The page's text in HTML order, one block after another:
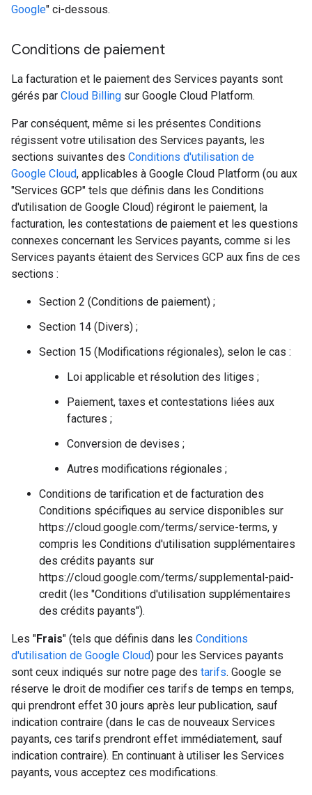
Google" ci-dessous.
Conditions de paiement
La facturation et le paiement des Services payants sont
gérés par Cloud Billing sur Google Cloud Platform.
Par conséquent, même si les présentes Conditions
régissent votre utilisation des Services payants, les
sections suivantes des Conditions d'utilisation de
Google Cloud, applicables à Google Cloud Platform (ou aux
"Services GCP" tels que définis dans les Conditions
d'utilisation de Google Cloud) régiront le paiement, la
facturation, les contestations de paiement et les questions
connexes concernant les Services payants, comme si les
Services payants étaient des Services GCP aux fins de ces
sections :
Section 2 (Conditions de paiement) ;
Section 14 (Divers) ;
Section 15 (Modifications régionales), selon le cas :
Loi applicable et résolution des litiges ;
Paiement, taxes et contestations liées aux
factures ;
Conversion de devises ;
Autres modifications régionales ;
Conditions de tarification et de facturation des
Conditions spécifiques au service disponibles sur
https://cloud.google.com/terms/service-terms, y
compris les Conditions d'utilisation supplémentaires
des crédits payants sur
https://cloud.google.com/terms/supplemental-paid-
credit (les "Conditions d'utilisation supplémentaires
des crédits payants").
Les "Frais" (tels que définis dans les Conditions
d'utilisation de Google Cloud) pour les Services payants
sont ceux indiqués sur notre page des tarifs. Google se
réserve le droit de modifier ces tarifs de temps en temps,
qui prendront effet 30 jours après leur publication, sauf
indication contraire (dans le cas de nouveaux Services
payants, ces tarifs prendront effet immédiatement, sauf
indication contraire). En continuant à utiliser les Services
payants, vous acceptez ces modifications.